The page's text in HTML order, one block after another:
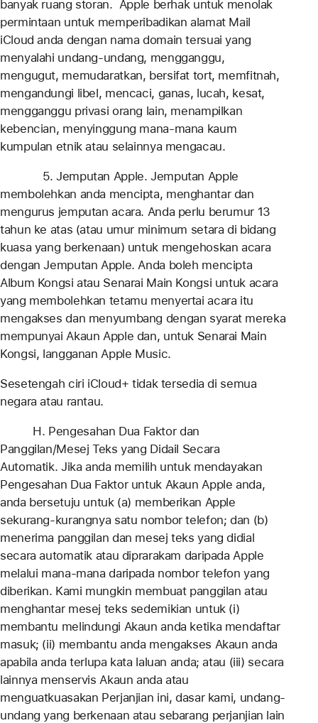
banyak ruang storan. Apple berhak untuk menolak
permintaan untuk memperibadikan alamat Mail
iCloud anda dengan nama domain tersuai yang
menyalahi undang-undang, mengganggu,
mengugut, memudaratkan, bersifat tort, memfitnah,
mengandungi libel, mencaci, ganas, lucah, kesat,
mengganggu privasi orang lain, menampilkan
kebencian, menyinggung mana-mana kaum
kumpulan etnik atau selainnya mengacau.
5. Jemputan Apple. Jemputan Apple
membolehkan anda mencipta, menghantar dan
mengurus jemputan acara. Anda perlu berumur 13
tahun ke atas (atau umur minimum setara di bidang
kuasa yang berkenaan) untuk mengehoskan acara
dengan Jemputan Apple. Anda boleh mencipta
Album Kongsi atau Senarai Main Kongsi untuk acara
yang membolehkan tetamu menyertai acara itu
mengakses dan menyumbang dengan syarat mereka
mempunyai Akaun Apple dan, untuk Senarai Main
Kongsi, langganan Apple Music.
Sesetengah ciri iCloud+ tidak tersedia di semua
negara atau rantau.
H. Pengesahan Dua Faktor dan
Panggilan/Mesej Teks yang Didail Secara
Automatik. Jika anda memilih untuk mendayakan
Pengesahan Dua Faktor untuk Akaun Apple anda,
anda bersetuju untuk (a) memberikan Apple
sekurang-kurangnya satu nombor telefon; dan (b)
menerima panggilan dan mesej teks yang didial
secara automatik atau diprarakam daripada Apple
melalui mana-mana daripada nombor telefon yang
diberikan. Kami mungkin membuat panggilan atau
menghantar mesej teks sedemikian untuk (i)
membantu melindungi Akaun anda ketika mendaftar
masuk; (ii) membantu anda mengakses Akaun anda
apabila anda terlupa kata laluan anda; atau (iii) secara
lainnya menservis Akaun anda atau
menguatkuasakan Perjanjian ini, dasar kami, undang-
undang yang berkenaan atau sebarang perjanjian lain